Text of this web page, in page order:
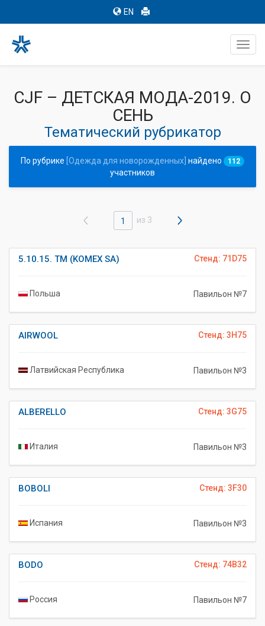
EN
CJF – ДЕТСКАЯ МОДА-2019. О
СЕНЬ
Тематический рубрикатор
По рубрике [Одежда для новорожденных] найдено 112
участников
1 из 3
Стенд: 71D75
5.10.15. ТМ (KOMEX SA)
Польша Павильон №7
Стенд: 3H75
AIRWOOL
Латвийская Республика Павильон №3
Стенд: 3G75
ALBERELLO
Италия Павильон №3
Стенд: 3F30
BOBOLI
Испания Павильон №3
Стенд: 74B32
BODO
Россия Павильон №7